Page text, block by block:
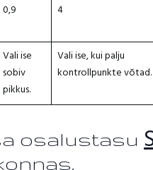
0,9 4
Vali ise
sobiv
pikkus.
Vali ise, kui palju
kontrollpunkte võtad.
osalustasu